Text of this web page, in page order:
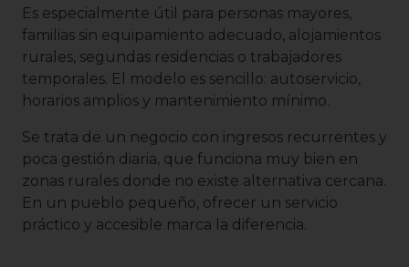
Es especialmente útil para personas mayores,
familias sin equipamiento adecuado, alojamientos
rurales, segundas residencias o trabajadores
temporales. El modelo es sencillo: autoservicio,
horarios amplios y mantenimiento mínimo.
Se trata de un negocio con ingresos recurrentes y
poca gestión diaria, que funciona muy bien en
zonas rurales donde no existe alternativa cercana.
En un pueblo pequeño, ofrecer un servicio
práctico y accesible marca la diferencia.